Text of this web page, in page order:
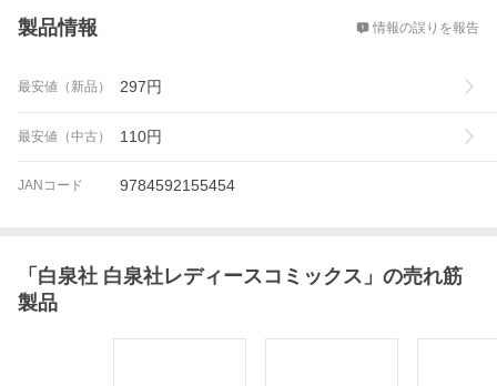
製品情報 情報の誤りを報告
最安値（新品） 297円
最安値（中古） 110円
JANコード 9784592155454
「 白泉社 白泉社レディースコミックス 」の売れ筋
製品